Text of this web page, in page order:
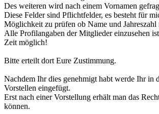
Des weiteren wird nach einem Vornamen
Diese Felder sind Pflichtfelder, es besteht für
Möglichkeit zu prüfen ob Name und Jahreszahl
Alle Profilangaben der Mitglieder einzusehen
Zeit möglich!
Bitte erteilt dort Eure Zustimmung.
Nachdem Ihr dies genehmigt habt werde Ihr in
Vorstellen eingefügt.
Erst nach einer Vorstellung erhält man das
können.